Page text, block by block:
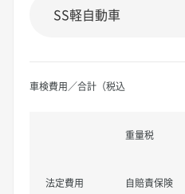
車検費用／合計（税込
法定費用
重量税
自賠責保険